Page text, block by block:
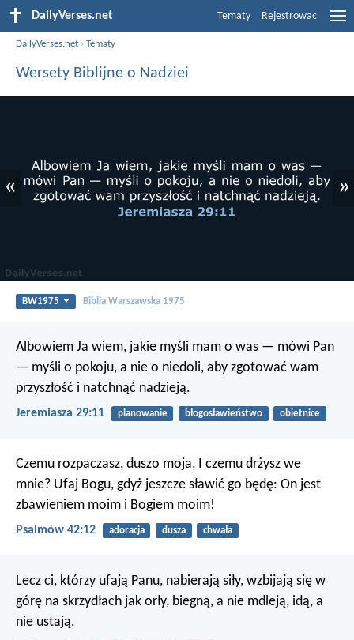
DailyVerses.net Tematy Rejestrowac
DailyVerses.net ›Tematy
Wersety Biblijne o Nadziei
« »
BW1975 Biblia Warszawska 1975
Albowiem Ja wiem, jakie myśli mam o was — mówi Pan
— myśli o pokoju, a nie o niedoli, aby zgotować wam
przyszłość i natchnąć nadzieją.
Jeremiasza 29:11 planowanie błogosławieństwo obietnice
Czemu rozpaczasz, duszo moja, I czemu drżysz we
mnie? Ufaj Bogu, gdyż jeszcze sławić go będę: On jest
zbawieniem moim i Bogiem moim!
Psalmów 42:12 adoracja dusza chwała
Lecz ci, którzy ufają Panu, nabierają siły, wzbijają się w
górę na skrzydłach jak orły, biegną, a nie mdleją, idą, a
nie ustają.